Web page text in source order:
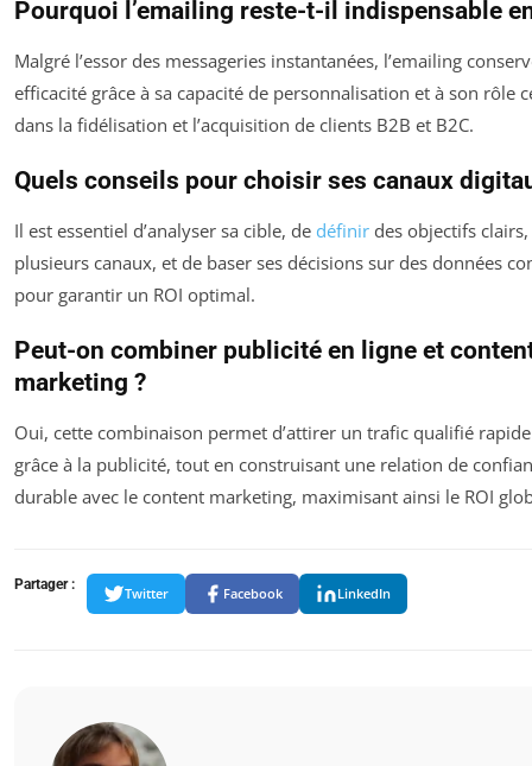
Pourquoi l’emailing reste-t-il indispensable
Malgré l’essor des messageries instantanées, l’emailing
efficacité grâce à sa capacité de personnalisation et à son rôle
dans la fidélisation et l’acquisition de clients B2B et B2C.
Quels conseils pour choisir ses canaux
Il est essentiel d’analyser sa cible, de définir des objectifs
plusieurs canaux, et de baser ses décisions sur des données
pour garantir un ROI optimal.
Peut-on combiner publicité en ligne et
marketing ?
Oui, cette combinaison permet d’attirer un trafic qualifié
grâce à la publicité, tout en construisant une relation de
durable avec le content marketing, maximisant ainsi le ROI
Partager :
Twitter Facebook LinkedIn